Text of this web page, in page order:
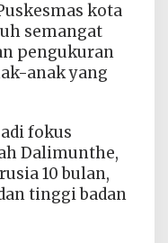
kota
semangat
pengukuran
anak yang
fokus
Dalimunthe,
10 bulan,
tinggi badan